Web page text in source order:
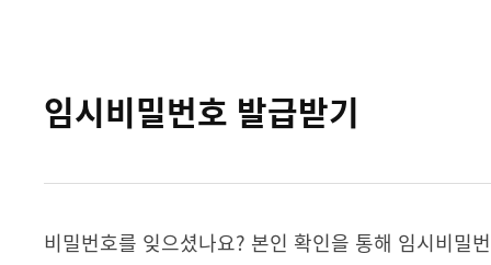
임시비밀번호 발급받기
비밀번호를 잊으셨나요? 본인 확인을 통해 임시비밀